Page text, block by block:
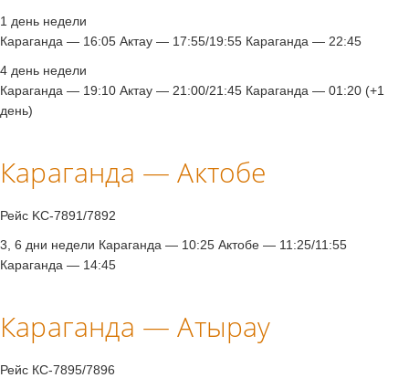
1 день недели
Караганда — 16:05 Актау — 17:55/19:55 Караганда — 22:45
4 день недели
Караганда — 19:10 Актау — 21:00/21:45 Караганда — 01:20 (+1
день)
Караганда — Актобе
Рейс KC-7891/7892
3, 6 дни недели Караганда — 10:25 Актобе — 11:25/11:55
Караганда — 14:45
Караганда — Атырау
Рейс КС-7895/7896